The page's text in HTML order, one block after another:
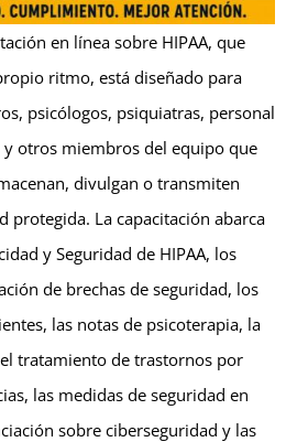
en línea sobre HIPAA, que
ritmo, está diseñado para
psicólogos, psiquiatras, personal
otros miembros del equipo que
divulgan o transmiten
protegida. La capacitación abarca
y Seguridad de HIPAA, los
de brechas de seguridad, los
las notas de psicoterapia, la
tratamiento de trastornos por
las medidas de seguridad en
sobre ciberseguridad y las